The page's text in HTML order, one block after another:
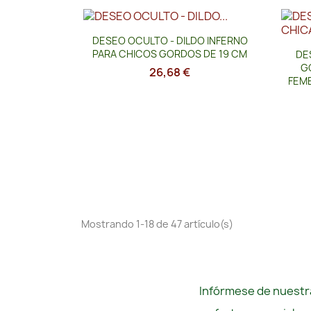
 Vista rápida
DESEO OCULTO - DILDO INFERNO
PARA CHICOS GORDOS DE 19 CM
26,68 €
Mostrando 1-18 de 47 artículo(s)
Infórmese de